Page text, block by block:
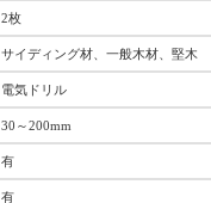
2枚
サイディング材、一般木材、堅木
電気ドリル
30～200mm
有
有